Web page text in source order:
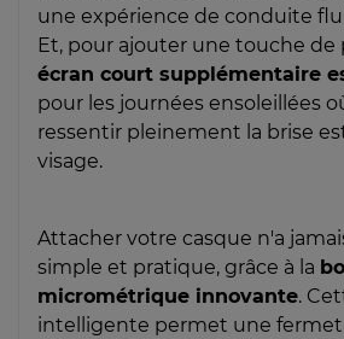
une expérience de conduite
Et, pour ajouter une touche de
écran court supplémentaire
pour les journées ensoleillées
ressentir pleinement la brise
visage.
Attacher votre casque n'a
simple et pratique, grâce à la
micrométrique innovante.
intelligente permet une